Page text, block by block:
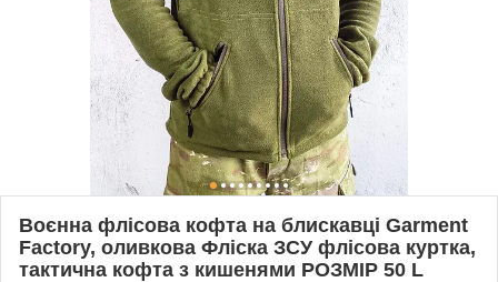
Воєнна флісова кофта на блискавці Garment
Factory, оливкова Фліска ЗСУ флісова куртка,
тактична кофта з кишенями РОЗМІР 50 L